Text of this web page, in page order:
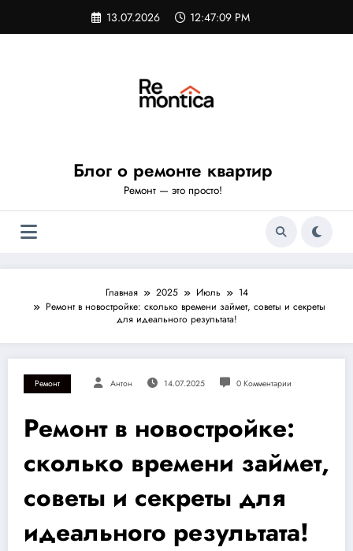
содержимому
13.07.2026 12:47:10 PM
Блог о ремонте квартир
Ремонт — это просто!
Главная 2025 Июль
14
Ремонт в новостройке: сколько времени займет, советы и секреты
для идеального результата!
Ремонт Антон 14.07.2025 0 Комментарии
Ремонт в новостройке:
сколько времени займет,
советы и секреты для
идеального результата!